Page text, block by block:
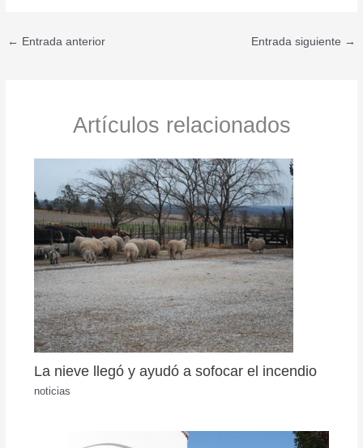
← Entrada anterior Entrada siguiente →
Artículos relacionados
La nieve llegó y ayudó a sofocar el incendio
noticias